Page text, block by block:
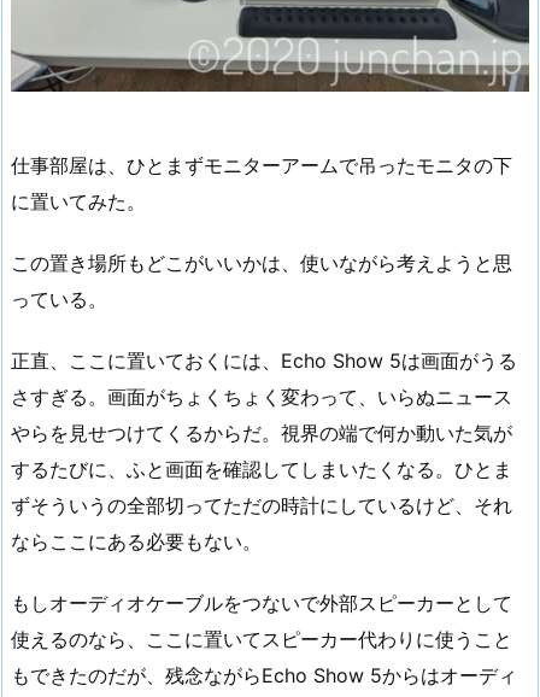
仕事部屋は、ひとまずモニターアームで吊ったモニタの下
に置いてみた。
この置き場所もどこがいいかは、使いながら考えようと思
っている。
正直、ここに置いておくには、Echo Show 5は画面がうる
さすぎる。画面がちょくちょく変わって、いらぬニュース
やらを見せつけてくるからだ。視界の端で何か動いた気が
するたびに、ふと画面を確認してしまいたくなる。ひとま
ずそういうの全部切ってただの時計にしているけど、それ
ならここにある必要もない。
もしオーディオケーブルをつないで外部スピーカーとして
使えるのなら、ここに置いてスピーカー代わりに使うこと
もできたのだが、残念ながらEcho Show 5からはオーディ